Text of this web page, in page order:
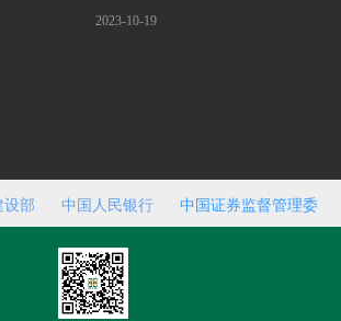
2023-10-19
设部 中国人民银行
中国证券监督管理委